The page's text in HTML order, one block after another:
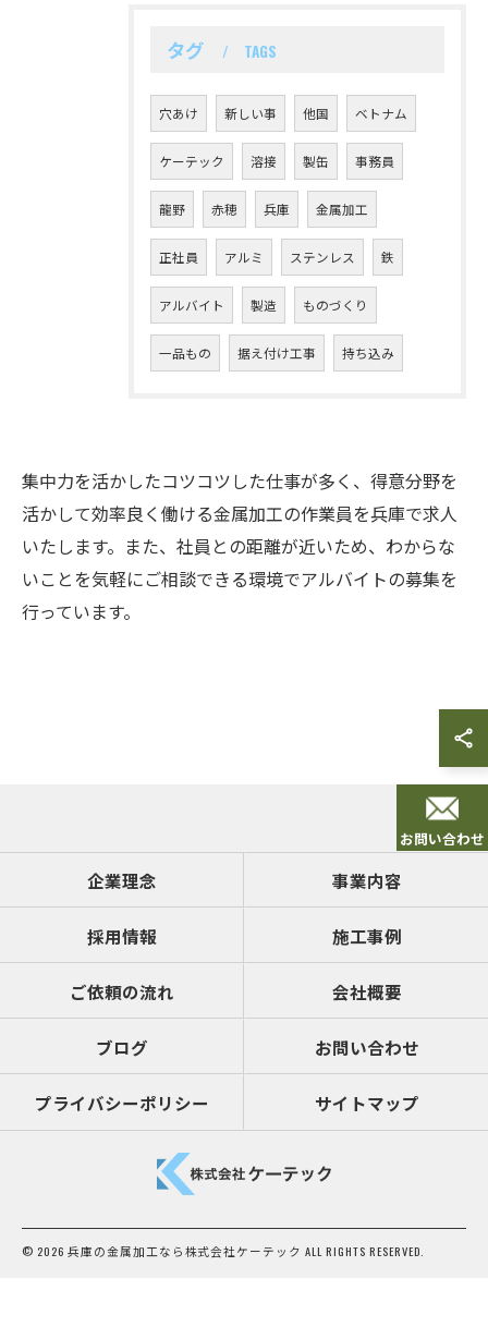
タグ TAGS
穴あけ 新しい事 他国 ベトナム
ケーテック 溶接 製缶 事務員
龍野 赤穂 兵庫 金属加工
正社員 アルミ ステンレス 鉄
アルバイト 製造 ものづくり
一品もの 据え付け工事 持ち込み
集中力を活かしたコツコツした仕事が多く、得意分野を
活かして効率良く働ける金属加工の作業員を兵庫で求人
いたします。また、社員との距離が近いため、わからな
いことを気軽にご相談できる環境でアルバイトの募集を
行っています。
お問い合わせ
企業理念 事業内容
採用情報 施工事例
ご依頼の流れ 会社概要
ブログ お問い合わせ
プライバシーポリシー サイトマップ
© 2026 兵庫の金属加工なら株式会社ケーテック ALL RIGHTS RESERVED.
お問い合わせはこちら